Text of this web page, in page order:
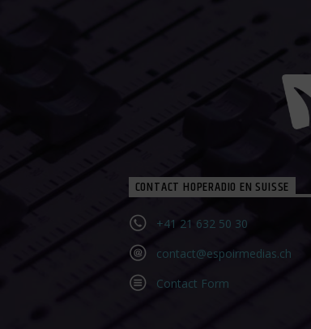
CONTACT HOPERADIO EN SUISSE
+41 21 632 50 30‬
contact@espoirmedias.ch
Contact Form